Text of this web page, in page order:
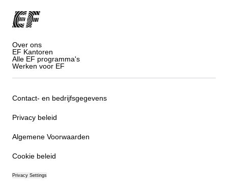
Over ons
EF Kantoren
Alle EF programma's
Werken voor EF
Contact- en bedrijfsgegevens
Privacy beleid
Algemene Voorwaarden
Cookie beleid
Privacy Settings